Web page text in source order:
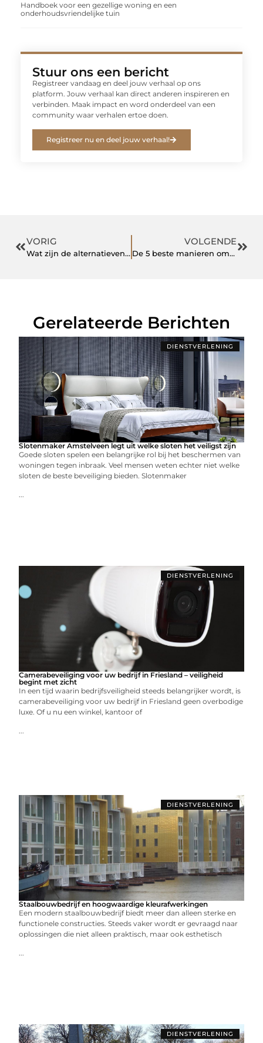
Handboek voor een gezellige woning en een
onderhoudsvriendelijke tuin
Stuur ons een bericht
Registreer vandaag en deel jouw verhaal op ons
platform. Jouw verhaal kan direct anderen inspireren en
verbinden. Maak impact en word onderdeel van een
community waar verhalen ertoe doen.
Registreer nu en deel jouw verhaal!
VORIG
Wat zijn de alternatieven voor het inschakelen van een marketing bureau?
VOLGENDE
De 5 beste manieren om de werkvloer veiliger te maken
Gerelateerde Berichten
DIENSTVERLENING
Slotenmaker Amstelveen legt uit welke sloten het veiligst zijn
Goede sloten spelen een belangrijke rol bij het beschermen van
woningen tegen inbraak. Veel mensen weten echter niet welke
sloten de beste beveiliging bieden. Slotenmaker
...
DIENSTVERLENING
Camerabeveiliging voor uw bedrijf in Friesland – veiligheid
begint met zicht
In een tijd waarin bedrijfsveiligheid steeds belangrijker wordt, is
camerabeveiliging voor uw bedrijf in Friesland geen overbodige
luxe. Of u nu een winkel, kantoor of
...
DIENSTVERLENING
Staalbouwbedrijf en hoogwaardige kleurafwerkingen
Een modern staalbouwbedrijf biedt meer dan alleen sterke en
functionele constructies. Steeds vaker wordt er gevraagd naar
oplossingen die niet alleen praktisch, maar ook esthetisch
...
DIENSTVERLENING